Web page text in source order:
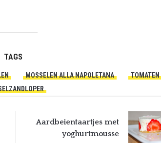
TAGS
MOSSELEN ALLA NAPOLETANA
TOMATEN
Aardbeientaartjes met
yoghurtmousse